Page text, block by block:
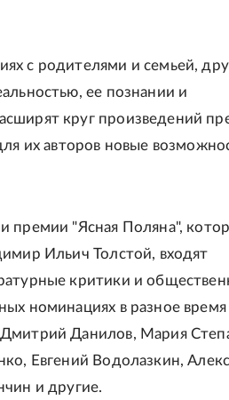
с родителями и семьей,
ее познании и
круг произведений
их авторов новые
премии "Ясная Поляна",
Ильич Толстой, входят
критики и
номинациях в разное время
Данилов, Мария
Евгений Водолазкин,
и другие.